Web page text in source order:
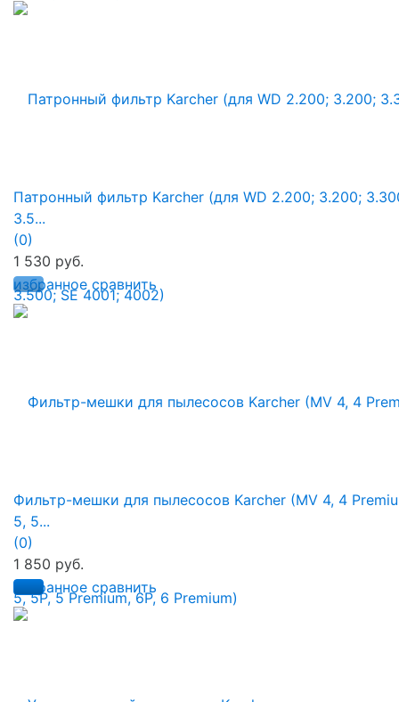
избранное сравнить
Патронный фильтр Karcher (для WD 2.200; 3.200;
3.5...
(0)
1 530 руб.
избранное сравнить
Фильтр-мешки для пылесосов Karcher (MV 4, 4
5, 5...
(0)
1 850 руб.